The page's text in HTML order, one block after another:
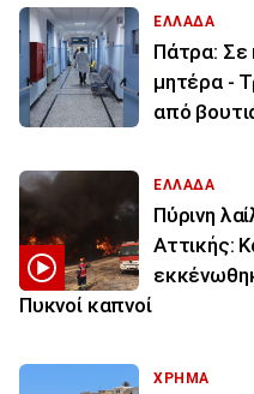
ΕΛΛΑΔΑ
Πάτρα: Σε
μητέρα -
από
ΕΛΛΑΔΑ
Πύρινη
Αττικής:
Πυκνοί καπνοί
ΧΡΗΜΑ